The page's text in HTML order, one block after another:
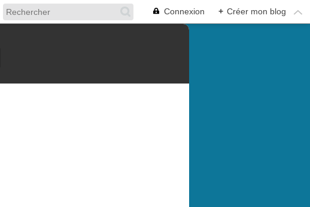
Connexion + Créer mon blog